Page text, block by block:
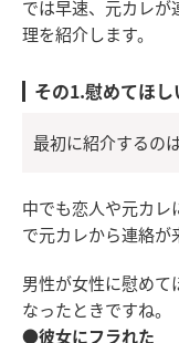
では早速、元カレ
理を紹介します。
その1.慰めてほし
最初に紹介するのは
中でも恋人や元カレ
で元カレから連絡が
男性が女性に慰めて
なったときですね。
●彼女にフラれた